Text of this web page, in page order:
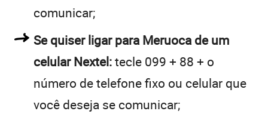
comunicar;
Se quiser ligar para Meruoca de um
celular Nextel:tecle 099 + 88 + o
número de telefone fixo ou celular que
você deseja se comunicar;